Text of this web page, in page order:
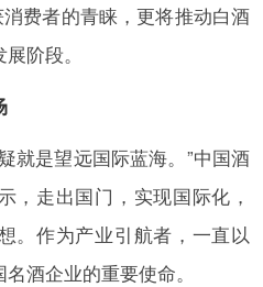
费者的青睐，更将推动白酒
阶段。
就是望远国际蓝海。”中国酒
，走出国门，实现国际化，
。作为产业引航者，一直以
酒企业的重要使命。